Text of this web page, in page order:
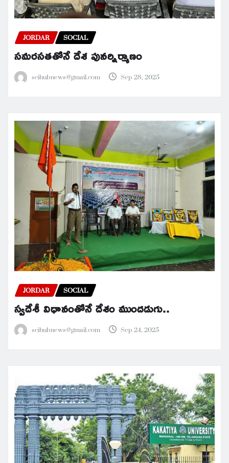
JORDAR SOCIAL
సమరసతతోనే దేశ పునర్నిర్మాణం
scihubnews@gmail.com Sep 28, 2025
JORDAR SOCIAL
స్వదేశీ విధానంతోనే దేశం ముందడుగు..
scihubnews@gmail.com Sep 24, 2025